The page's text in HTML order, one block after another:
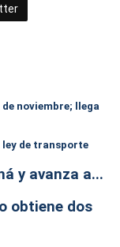
noviembre; llega
de transporte
y avanza a...
obtiene dos